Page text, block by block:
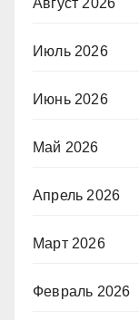
Август 2026
Июль 2026
Июнь 2026
Май 2026
Апрель 2026
Март 2026
Февраль 2026